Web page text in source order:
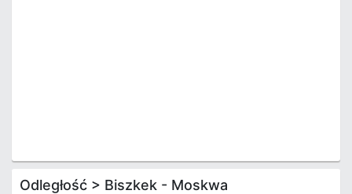
Odległość > Biszkek - Moskwa